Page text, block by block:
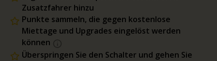
Zusatzfahrer hinzu
Punkte sammeln, die gegen kostenlose
Miettage und Upgrades eingelöst werden
können
Überspringen Sie den Schalter und gehen Sie